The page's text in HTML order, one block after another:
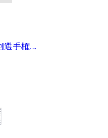
選手権